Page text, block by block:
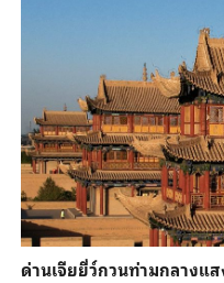
ด่านเจียยี่ว์กวนท่ามกลางแ